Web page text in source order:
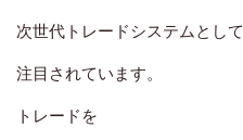
次世代トレードシステムとして
注目されています。
トレードを